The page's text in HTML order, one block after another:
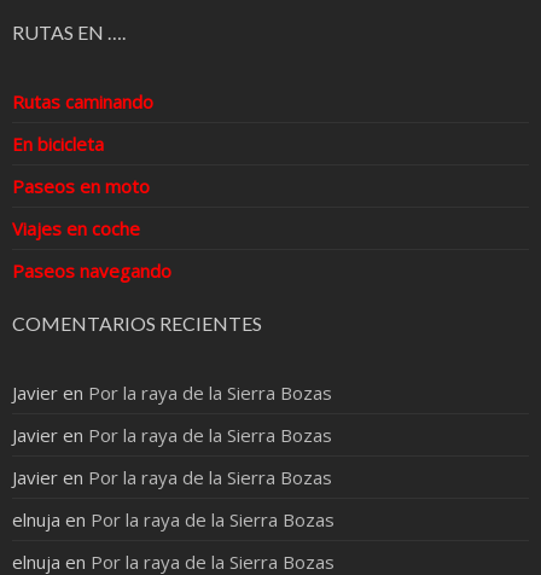
RUTAS EN ….
Rutas caminando
En bicicleta
Paseos en moto
Viajes en coche
Paseos navegando
COMENTARIOS RECIENTES
Javier en Por la raya de la Sierra Bozas
Javier en Por la raya de la Sierra Bozas
Javier en Por la raya de la Sierra Bozas
elnuja en Por la raya de la Sierra Bozas
elnuja en Por la raya de la Sierra Bozas